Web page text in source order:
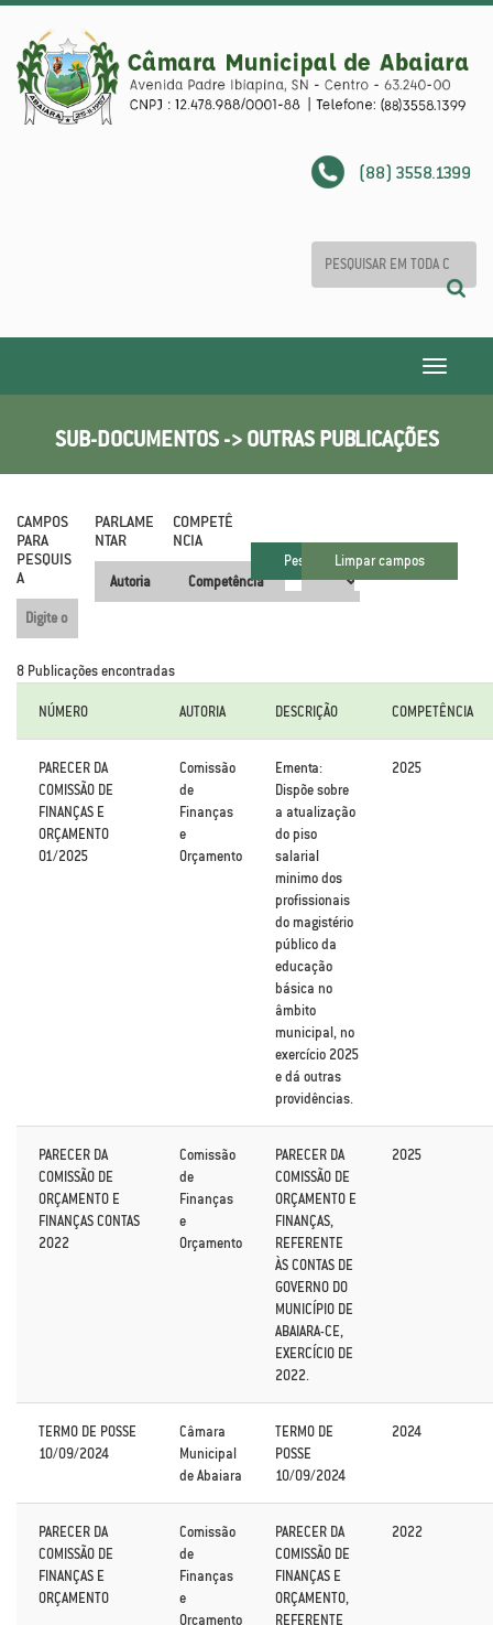
(88) 3558.1399
Toggle
SUB-DOCUMENTOS -> OUTRAS PUBLICAÇÕES
CAMPOS
PARA
PESQUIS
A
PARLAME
NTAR
COMPETÊ
NCIA
8 Publicações encontradas
NÚMERO AUTORIA DESCRIÇÃO COMPETÊNCIA
PARECER DA
COMISSÃO DE
FINANÇAS E
ORÇAMENTO
01/2025
Comissão
de
Finanças
e
Orçamento
Ementa:
Dispõe sobre
a atualização
do piso
salarial
minimo dos
profissionais
do magistério
público da
educação
básica no
âmbito
municipal, no
exercício 2025
e dá outras
providências.
2025
PARECER DA
COMISSÃO DE
ORÇAMENTO E
FINANÇAS CONTAS
2022
Comissão
de
Finanças
e
Orçamento
PARECER DA
COMISSÃO DE
ORÇAMENTO E
FINANÇAS,
REFERENTE
ÀS CONTAS DE
GOVERNO DO
MUNICÍPIO DE
ABAIARA-CE,
EXERCÍCIO DE
2022.
2025
TERMO DE POSSE
10/09/2024
Câmara
Municipal
de Abaiara
TERMO DE
POSSE
10/09/2024
2024
PARECER DA
COMISSÃO DE
FINANÇAS E
ORÇAMENTO
Comissão
de
Finanças
e
Orçamento
PARECER DA
COMISSÃO DE
FINANÇAS E
ORÇAMENTO,
REFERENTE
2022